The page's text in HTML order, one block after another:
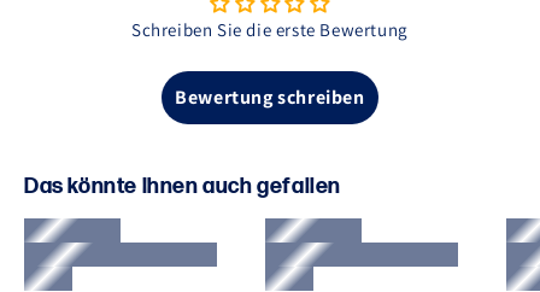
Schreiben Sie die erste Bewertung
Bewertung schreiben
Das könnte Ihnen auch gefallen